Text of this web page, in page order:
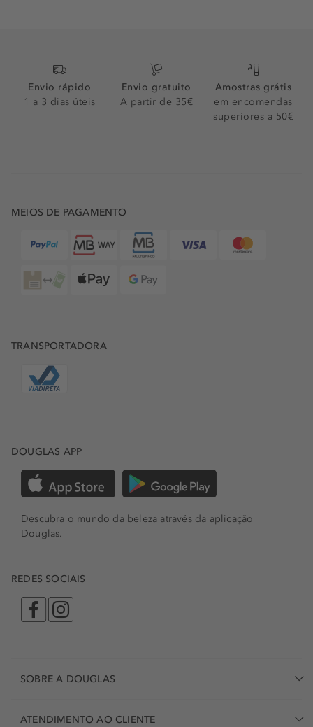
Envio rápido
1 a 3 dias úteis
Envio gratuito
A partir de 35€
Amostras grátis
em encomendas
superiores a 50€
MEIOS DE PAGAMENTO
TRANSPORTADORA
DOUGLAS APP
Descubra o mundo da beleza através da aplicação
Douglas.
REDES SOCIAIS
SOBRE A DOUGLAS
ATENDIMENTO AO CLIENTE